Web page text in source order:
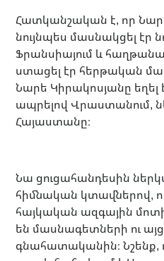
Հատկանշական է, որ
նույնպես մասնակցել էր
Ֆրանսիայում և
ստացել էր հերթական
Նարե Կիրակոսյանը
ապրելով Վրաստանում,
Հայաստանը։
Նա ցուցահանդեսին
հիմնական կտավներով,
հայկական ազգային
են մասնագետների ու
գնահատականին։ Նշենք,